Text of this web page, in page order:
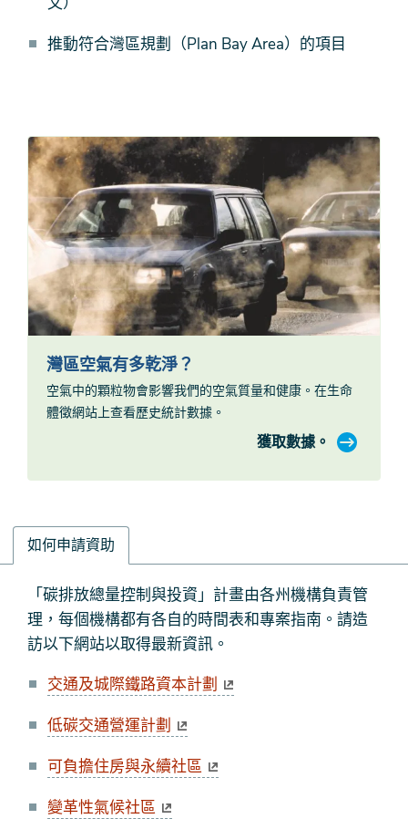
推動符合灣區規劃（Plan Bay Area）的項目
灣區空氣有多乾淨？
空氣中的顆粒物會影響我們的空氣質量和健康。在生命
體徵網站上查看歷史統計數據。
獲取數據。
如何申請資助
如
何
申
資
助
「碳排放總量控制與投資」計畫由各州機構負責管
理，每個機構都有各自的時間表和專案指南。請造
訪以下網站以取得最新資訊。
交通及城際鐵路資本計劃
低碳交通營運計劃
可負擔住房與永續社區
變革性氣候社區